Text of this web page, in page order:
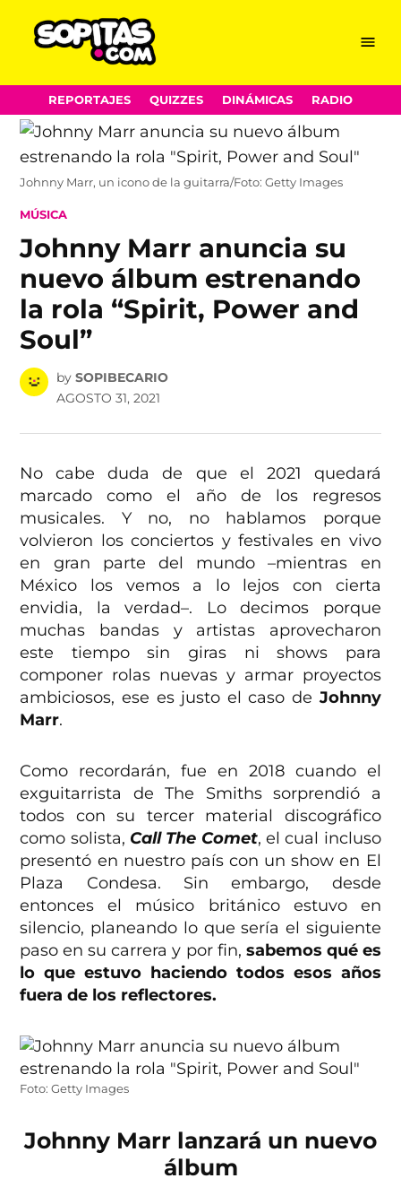
Skip
to
content
Menu
REPORTAJES QUIZZES DINÁMICAS RADIO
Johnny Marr, un icono de la guitarra/Foto: Getty Images
POSTED
MÚSICA
Johnny Marr anuncia su
nuevo álbum estrenando
la rola “Spirit, Power and
Soul”
by SOPIBECARIO
AGOSTO 31, 2021
No cabe duda de que el 2021 quedará
marcado como el año de los regresos
musicales. Y no, no hablamos porque
volvieron los conciertos y festivales en vivo
en gran parte del mundo –mientras en
México los vemos a lo lejos con cierta
envidia, la verdad–. Lo decimos porque
muchas bandas y artistas aprovecharon
este tiempo sin giras ni shows para
componer rolas nuevas y armar proyectos
ambiciosos, ese es justo el caso de Johnny
Marr.
Como recordarán, fue en 2018 cuando el
exguitarrista de The Smiths sorprendió a
todos con su tercer material discográfico
como solista, Call The Comet, el cual incluso
presentó en nuestro país con un show en El
Plaza Condesa. Sin embargo, desde
entonces el músico británico estuvo en
silencio, planeando lo que sería el siguiente
paso en su carrera y por fin, sabemos qué es
lo que estuvo haciendo todos esos años
fuera de los reflectores.
Foto: Getty Images
Johnny Marr lanzará un nuevo
álbum